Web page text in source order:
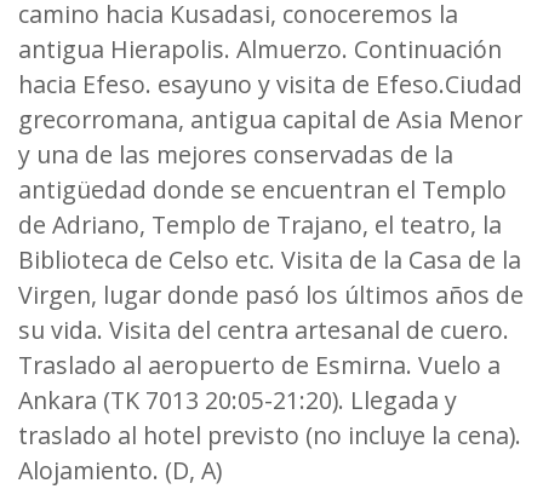
camino hacia Kusadasi, conoceremos la
antigua Hierapolis. Almuerzo. Continuación
hacia Efeso. esayuno y visita de Efeso.Ciudad
grecorromana, antigua capital de Asia Menor
y una de las mejores conservadas de la
antigüedad donde se encuentran el Templo
de Adriano, Templo de Trajano, el teatro, la
Biblioteca de Celso etc. Visita de la Casa de la
Virgen, lugar donde pasó los últimos años de
su vida. Visita del centra artesanal de cuero.
Traslado al aeropuerto de Esmirna. Vuelo a
Ankara (TK 7013 20:05-21:20). Llegada y
traslado al hotel previsto (no incluye la cena).
Alojamiento. (D, A)